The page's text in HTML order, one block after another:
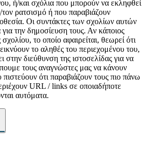
ή/και σχόλια που μπορούν να εκληφθεί
τον ρατσισμό ή που παραβιάζουν
Οι συντάκτες των σχολίων αυτών
την δημοσίευση τους. Αν κάποιος
το οποίο αφαιρείται, θεωρεί ότι
το αληθές του περιεχομένου του,
στην διεύθυνση της ιστοσελίδας για να
τους αναγνώστες μας να κάνουν
ότι παραβιάζουν τους πιο πάνω
URL / links σε οποιαδήποτε
αυτόματα.